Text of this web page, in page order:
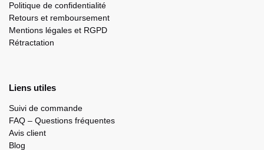
Politique de confidentialité
Retours et remboursement
Mentions légales et RGPD
Rétractation
Liens utiles
Suivi de commande
FAQ – Questions fréquentes
Avis client
Blog